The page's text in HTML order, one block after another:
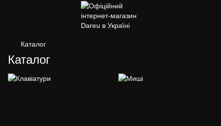
Каталог
Каталог